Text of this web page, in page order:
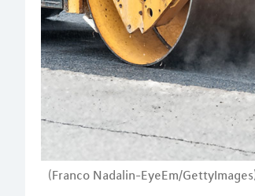
(Franco Nadalin-EyeEm/